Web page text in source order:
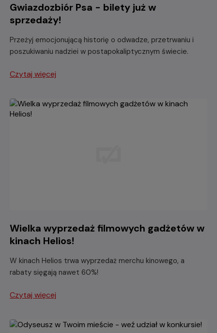
Gwiazdozbiór Psa - bilety już w
sprzedaży!
Przeżyj emocjonującą historię o odwadze, przetrwaniu i
poszukiwaniu nadziei w postapokaliptycznym świecie.
Czytaj więcej
Wielka wyprzedaż filmowych gadżetów w
kinach Helios!
W kinach Helios trwa wyprzedaż merchu kinowego, a
rabaty sięgają nawet 60%!
Czytaj więcej